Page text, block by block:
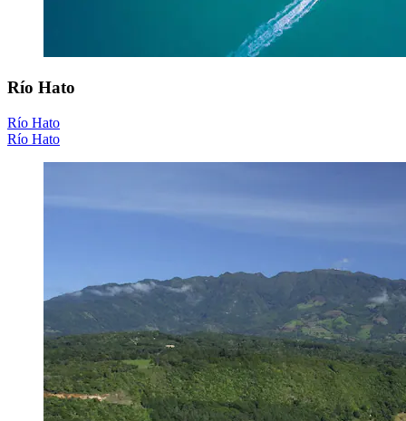
Río Hato
Río Hato
Río Hato